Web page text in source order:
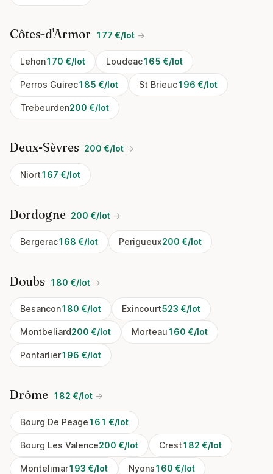
Côtes-d'Armor 177 €/lot →
Lehon170 €/lot Loudeac165 €/lot
Perros Guirec185 €/lot St Brieuc196 €/lot
Trebeurden200 €/lot
Deux-Sèvres 200 €/lot →
Niort167 €/lot
Dordogne 200 €/lot →
Bergerac168 €/lot Perigueux200 €/lot
Doubs 180 €/lot →
Besancon180 €/lot Exincourt523 €/lot
Montbeliard200 €/lot Morteau160 €/lot
Pontarlier196 €/lot
Drôme 182 €/lot →
Bourg De Peage161 €/lot
Bourg Les Valence200 €/lot Crest182 €/lot
Montelimar193 €/lot Nyons160 €/lot